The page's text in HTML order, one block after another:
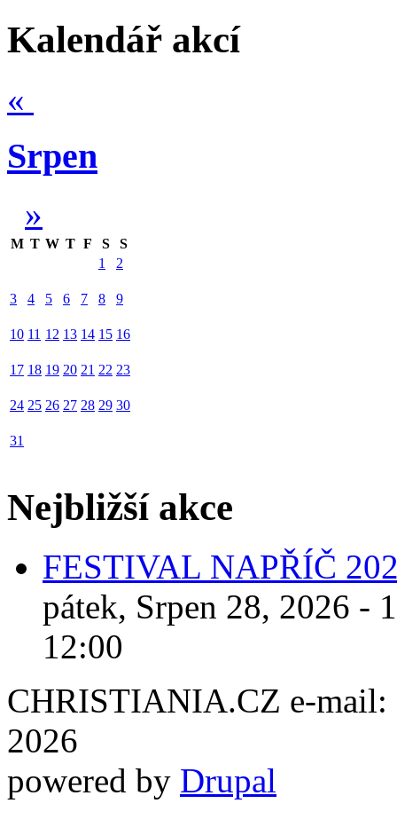
Kalendář akcí
«
Srpen
»
M T W T F S
S
1
2
3 4 5 6 7 8 9
10 11 12 13 14 15 16
17 18 19 20 21 22 23
24 25 26 27 28 29 30
31
Nejbližší akce
FESTIVAL NAPŘÍČ
pátek, Srpen 28, 2026 -
12:00
CHRISTIANIA.CZ e-mail:
2026
powered by Drupal